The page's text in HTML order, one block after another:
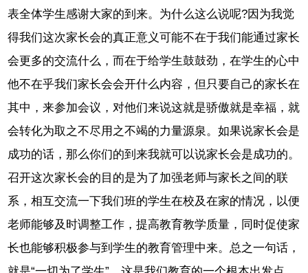
表全体学生感谢大家的到来。为什么这么说呢?因为我觉
得我们这次家长会的真正意义可能不在于我们能通过家长
会更多的交流什么，而在于给学生鼓鼓劲，在学生的心中
他不在乎我们家长会会开什么内容，但只要自己的家长在
其中，来参加会议，对他们来说这就是骄傲就是幸福，就
会转化为取之不尽用之不竭的力量源泉。如果说家长会是
成功的话，那么你们的到来我就可以说家长会是成功的。
召开这次家长会的目的是为了加强老师与家长之间的联
系，相互交流一下我们班的学生在校及在家的情况，以便
老师能够及时调整工作，提高教育教学质量，同时促使家
长也能够积极参与到学生的教育管理中来。总之一句话，